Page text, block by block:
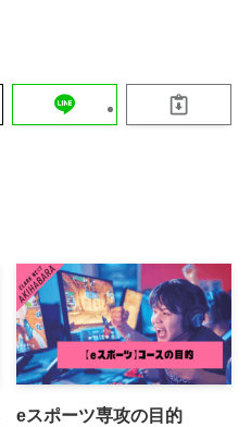
eスポーツ専攻の目的